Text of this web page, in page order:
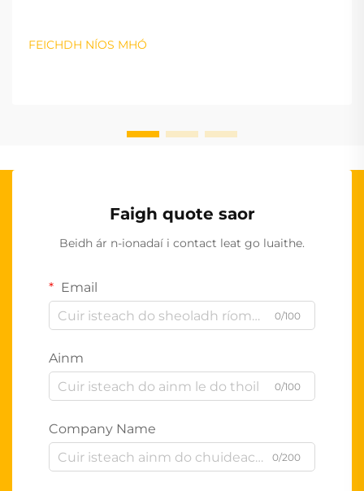
FEICHDH NÍOS MHÓ
Faigh quote saor
Beidh ár n-ionadaí i contact leat go luaithe.
Email
0/100
Ainm
0/100
Company Name
0/200